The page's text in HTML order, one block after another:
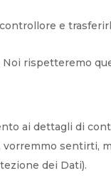
e
rispetteremo
ai dettagli di
vorremmo sentirti,
dei Dati).